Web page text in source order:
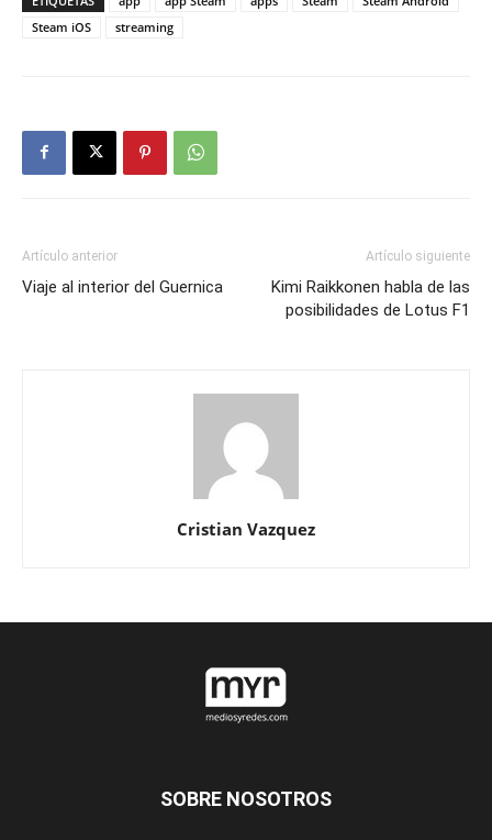
Steam iOS
streaming
Artículo anterior
Viaje al interior del Guernica
Artículo siguiente
Kimi Raikkonen habla de las
posibilidades de Lotus F1
Cristian Vazquez
SOBRE NOSOTROS